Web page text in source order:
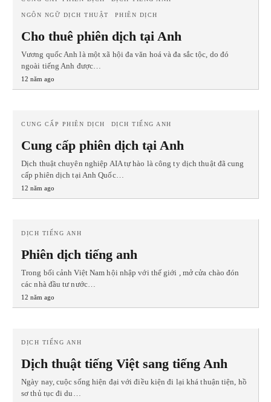
NGÔN NGỮ DỊCH THUẬT PHIÊN DỊCH
Cho thuê phiên dịch tại Anh
Vương quốc Anh là một xã hội đa văn hoá và đa sắc tộc, do đó
ngoài tiếng Anh được…
12 năm ago
CUNG CẤP PHIÊN DỊCH DỊCH TIẾNG ANH
Cung cấp phiên dịch tại Anh
Dịch thuật chuyên nghiệp AIA tự hào là công ty dịch thuật đã cung
cấp phiên dịch tại Anh Quốc…
12 năm ago
DỊCH TIẾNG ANH
Phiên dịch tiếng anh
Trong bối cảnh Việt Nam hội nhập với thế giới , mở cửa chào đón
các nhà đầu tư nước…
12 năm ago
DỊCH TIẾNG ANH
Dịch thuật tiếng Việt sang tiếng Anh
Ngày nay, cuộc sống hiện đại với điều kiện đi lại khá thuận tiện, hồ
sơ thủ tục đi du…